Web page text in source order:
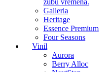
zubu vremena.
Galleria
Heritage
Essence Premium
Four Seasons
Vinil
Aurora
Berry Alloc